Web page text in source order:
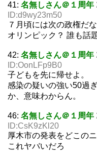
41: 名無しさん＠１周年
ID:d9wy23m50
７月頃には次の政権だな
オリンピック？ 誰も話
42: 名無しさん＠１周年
ID:OonLFp9B0
子どもを先に帰せよ。
感染の疑いの強い50過
か、意味わからん。
46: 名無しさん＠１周年
ID:CsK9zKl20
厚木市の発表をどこの
これヤバいだろ